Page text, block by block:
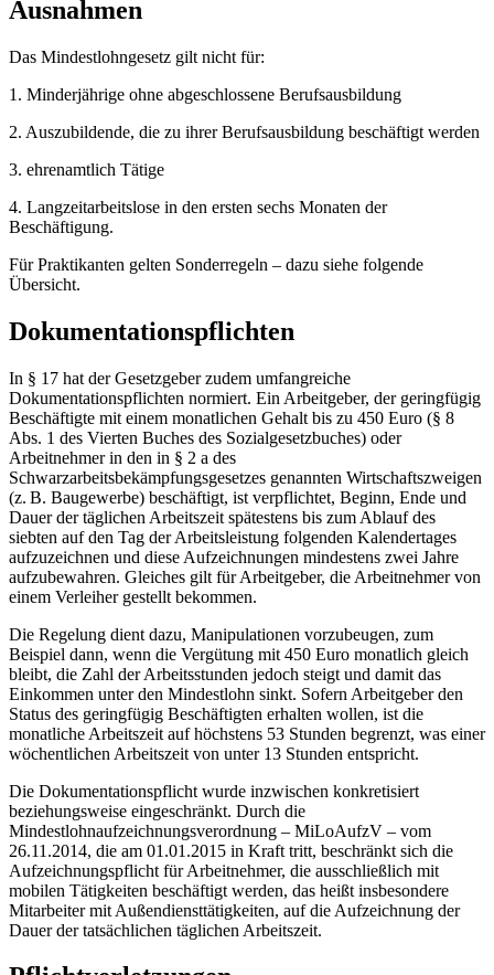
Ausnahmen
Das Mindestlohngesetz gilt nicht für:
1. Minderjährige ohne abgeschlossene Berufsausbildung
2. Auszubildende, die zu ihrer Berufsausbildung beschäftigt werden
3. ehrenamtlich Tätige
4. Langzeitarbeitslose in den ersten sechs Monaten der
Beschäftigung.
Für Praktikanten gelten Sonderregeln – dazu siehe folgende
Übersicht.
Dokumentationspflichten
In § 17 hat der Gesetzgeber zudem umfangreiche
Dokumentationspflichten normiert. Ein Arbeitgeber, der geringfügig
Beschäftigte mit einem monatlichen Gehalt bis zu 450 Euro (§ 8
Abs. 1 des Vierten Buches des Sozialgesetzbuches) oder
Arbeitnehmer in den in § 2 a des
Schwarzarbeitsbekämpfungsgesetzes genannten Wirtschaftszweigen
(z. B. Baugewerbe) beschäftigt, ist verpflichtet, Beginn, Ende und
Dauer der täglichen Arbeitszeit spätestens bis zum Ablauf des
siebten auf den Tag der Arbeitsleistung folgenden Kalendertages
aufzuzeichnen und diese Aufzeichnungen mindestens zwei Jahre
aufzubewahren. Gleiches gilt für Arbeitgeber, die Arbeitnehmer von
einem Verleiher gestellt bekommen.
Die Regelung dient dazu, Manipulationen vorzubeugen, zum
Beispiel dann, wenn die Vergütung mit 450 Euro monatlich gleich
bleibt, die Zahl der Arbeitsstunden jedoch steigt und damit das
Einkommen unter den Mindestlohn sinkt. Sofern Arbeitgeber den
Status des geringfügig Beschäftigten erhalten wollen, ist die
monatliche Arbeitszeit auf höchstens 53 Stunden begrenzt, was einer
wöchentlichen Arbeitszeit von unter 13 Stunden entspricht.
Die Dokumentationspflicht wurde inzwischen konkretisiert
beziehungsweise eingeschränkt. Durch die
Mindestlohnaufzeichnungsverordnung – MiLoAufzV – vom
26.11.2014, die am 01.01.2015 in Kraft tritt, beschränkt sich die
Aufzeichnungspflicht für Arbeitnehmer, die ausschließlich mit
mobilen Tätigkeiten beschäftigt werden, das heißt insbesondere
Mitarbeiter mit Außendiensttätigkeiten, auf die Aufzeichnung der
Dauer der tatsächlichen täglichen Arbeitszeit.